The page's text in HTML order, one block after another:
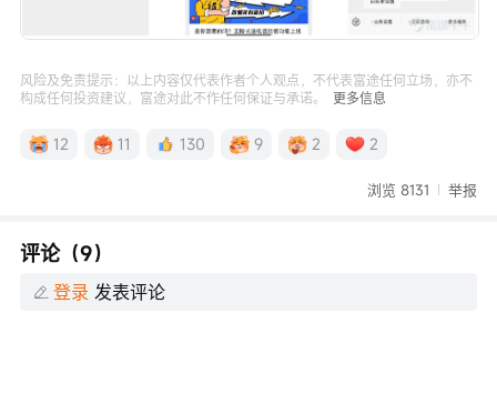
风险及免责提示：以上内容仅代表作者个人观点，不代表富途任何立场，亦不
构成任何投资建议，富途对此不作任何保证与承诺。
更多信息
12 11 130 9 2 2
浏览 8131 举报
评论（9）
登录 发表评论